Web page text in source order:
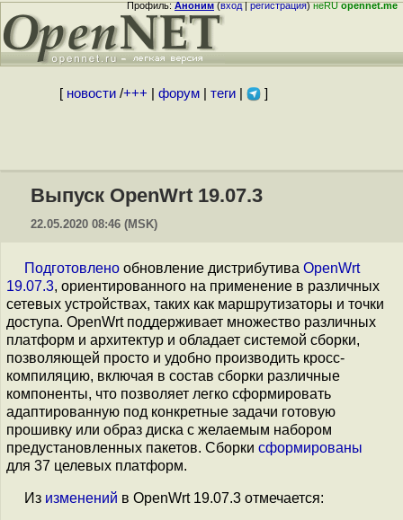
Профиль:Аноним(вход|регистрация)неRUopennet.me
[ новости/+++ форум| теги| ]
Выпуск OpenWrt 19.07.3
22.05.2020 08:46 (MSK)
Подготовлено обновление дистрибутива OpenWrt
19.07.3, ориентированного на применение в различных
сетевых устройствах, таких как маршрутизаторы и точки
доступа. OpenWrt поддерживает множество различных
платформ и архитектур и обладает системой сборки,
позволяющей просто и удобно производить кросс-
компиляцию, включая в состав сборки различные
компоненты, что позволяет легко сформировать
адаптированную под конкретные задачи готовую
прошивку или образ диска с желаемым набором
предустановленных пакетов. Сборки сформированы
для 37 целевых платформ.
Из изменений в OpenWrt 19.07.3 отмечается: